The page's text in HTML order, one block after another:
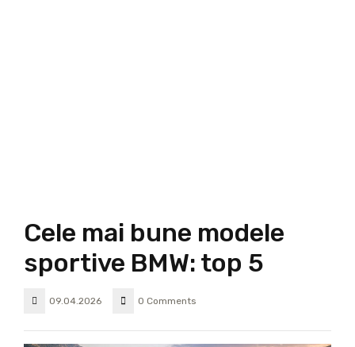
Cele mai bune modele
sportive BMW: top 5
09.04.2026 0 Comments